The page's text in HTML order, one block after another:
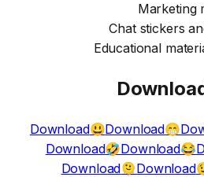
Marketing
Chat stickers
Educational
Download😃Download😁
Download🤣Download😂
Download🫠Download